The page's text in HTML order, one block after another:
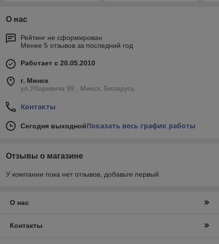
О нас
Рейтинг не сформирован
Менее 5 отзывов за последний год
Работает с 20.05.2010
г. Минск
ул.Уборевича 99 , Минск, Беларусь
Контакты
Сегодня выходнойПоказать весь график работы
Отзывы о магазине
У компании пока нет отзывов, добавьте первый
О нас
Контакты